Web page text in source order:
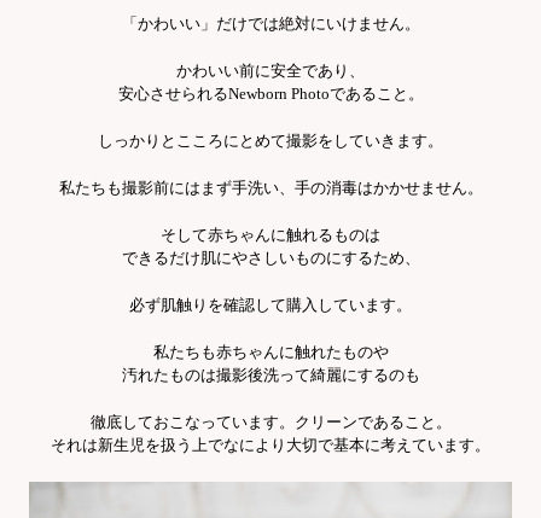
「かわいい」だけでは絶対にいけません。
かわいい前に安全であり、
安心させられるNewborn Photoであること。
しっかりとこころにとめて撮影をしていきます。
私たちも撮影前にはまず手洗い、手の消毒はかかせません。
そして赤ちゃんに触れるものは
できるだけ肌にやさしいものにするため、
必ず肌触りを確認して購入しています。
私たちも赤ちゃんに触れたものや
汚れたものは撮影後洗って綺麗にするのも
徹底しておこなっています。クリーンであること。
それは新生児を扱う上でなにより大切で基本に考えています。